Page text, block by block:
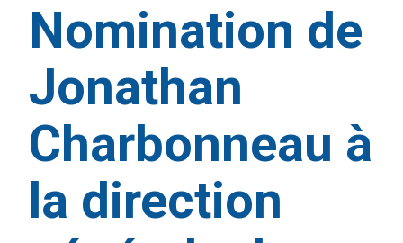
Nomination de
Jonathan
Charbonneau à
la direction